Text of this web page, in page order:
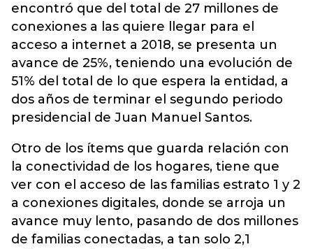
encontró que del total de 27 millones de
conexiones a las quiere llegar para el
acceso a internet a 2018, se presenta un
avance de 25%, teniendo una evolución de
51% del total de lo que espera la entidad, a
dos años de terminar el segundo periodo
presidencial de Juan Manuel Santos.
Otro de los ítems que guarda relación con
la conectividad de los hogares, tiene que
ver con el acceso de las familias estrato 1 y 2
a conexiones digitales, donde se arroja un
avance muy lento, pasando de dos millones
de familias conectadas, a tan solo 2,1